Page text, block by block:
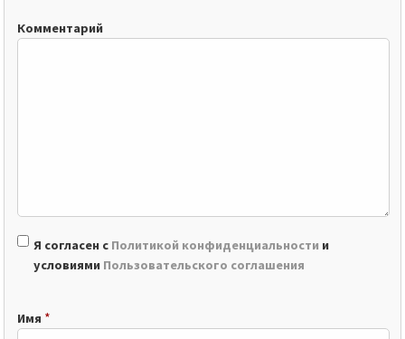
Комментарий
Я согласен с Политикой конфиденциальности и
условиями Пользовательского соглашения
Имя *